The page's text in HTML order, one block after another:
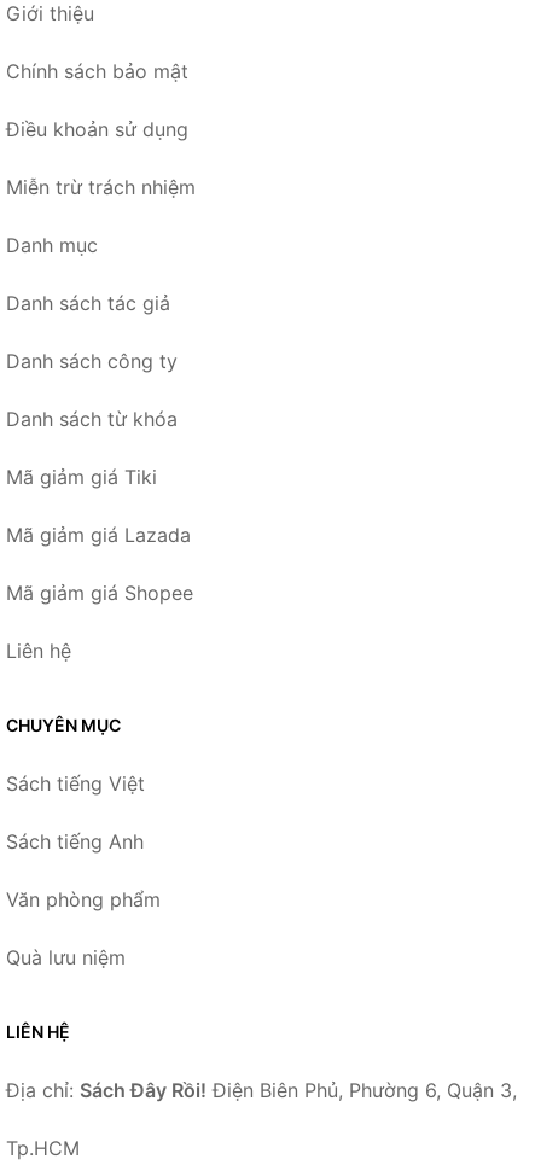
Giới thiệu
Chính sách bảo mật
Điều khoản sử dụng
Miễn trừ trách nhiệm
Danh mục
Danh sách tác giả
Danh sách công ty
Danh sách từ khóa
Mã giảm giá Tiki
Mã giảm giá Lazada
Mã giảm giá Shopee
Liên hệ
CHUYÊN MỤC
Sách tiếng Việt
Sách tiếng Anh
Văn phòng phẩm
Quà lưu niệm
LIÊN HỆ
Địa chỉ: Sách Đây Rồi! Điện Biên Phủ, Phường 6, Quận 3,
Tp.HCM